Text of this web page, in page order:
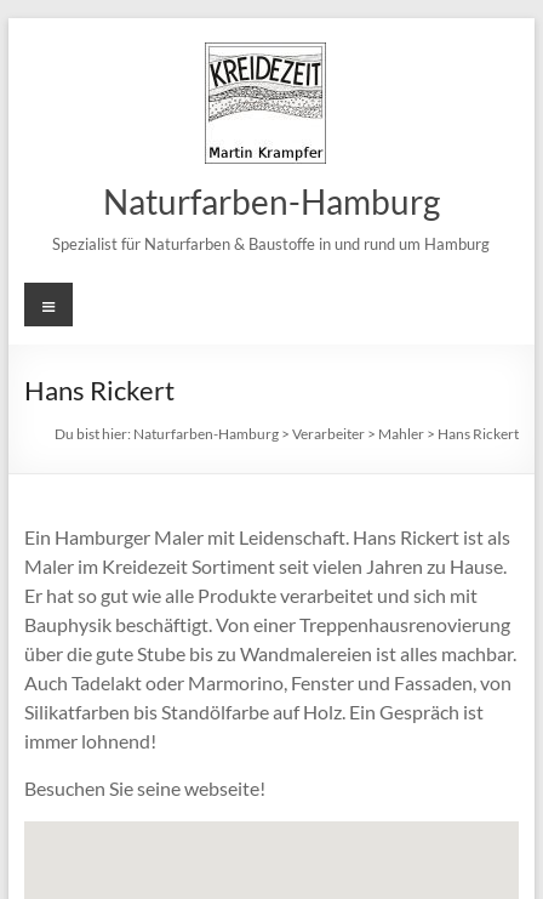
Naturfarben-Hamburg
Spezialist für Naturfarben & Baustoffe in und rund um Hamburg
Menü
Hans Rickert
Du bist hier: Naturfarben-Hamburg >Verarbeiter > Mahler > Hans Rickert
Ein Hamburger Maler mit Leidenschaft. Hans Rickert ist als
Maler im Kreidezeit Sortiment seit vielen Jahren zu Hause.
Er hat so gut wie alle Produkte verarbeitet und sich mit
Bauphysik beschäftigt. Von einer Treppenhausrenovierung
über die gute Stube bis zu Wandmalereien ist alles machbar.
Auch Tadelakt oder Marmorino, Fenster und Fassaden, von
Silikatfarben bis Standölfarbe auf Holz. Ein Gespräch ist
immer lohnend!
Besuchen Sie seine webseite!